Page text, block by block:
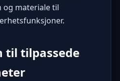
materiale til
tilpassede